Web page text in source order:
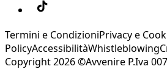
Termini e CondizioniPrivacy e
PolicyAccessibilitàWhistleblowing
Copyright 2026 ©Avvenire P.Iva